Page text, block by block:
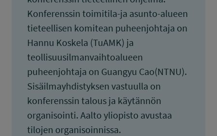
Konferenssin toimitila-ja asunto-alueen
tieteellisen komitean puheenjohtaja on
Hannu Koskela (TuAMK) ja
teollisuusilmanvaihtoalueen
puheenjohtaja on Guangyu Cao(NTNU).
Sisäilmayhdistyksen vastuulla on
konferenssin talous ja käytännön
organisointi. Aalto yliopisto avustaa
tilojen organisoinnissa.